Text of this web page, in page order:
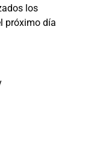
los
próximo día